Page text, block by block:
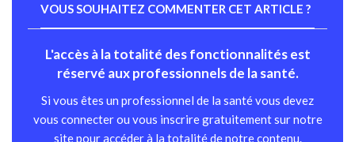
VOUS SOUHAITEZ COMMENTER CET ARTICLE ?
L'accès à la totalité des fonctionnalités est
réservé aux professionnels de la santé.
Si vous êtes un professionnel de la santé vous devez
vous connecter ou vous inscrire gratuitement sur notre
site pour accéder à la totalité de notre contenu.